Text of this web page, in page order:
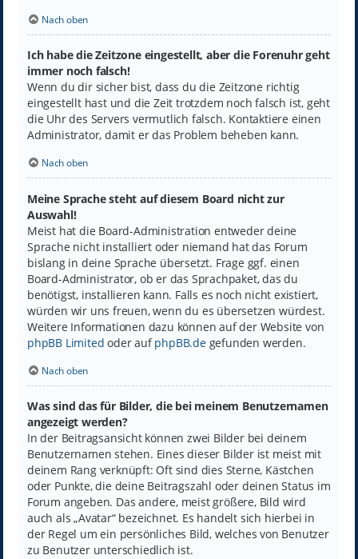
Nach oben
Ich habe die Zeitzone eingestellt, aber die Forenuhr geht
immer noch falsch!
Wenn du dir sicher bist, dass du die Zeitzone richtig
eingestellt hast und die Zeit trotzdem noch falsch ist, geht
die Uhr des Servers vermutlich falsch. Kontaktiere einen
Administrator, damit er das Problem beheben kann.
Nach oben
Meine Sprache steht auf diesem Board nicht zur
Auswahl!
Meist hat die Board-Administration entweder deine
Sprache nicht installiert oder niemand hat das Forum
bislang in deine Sprache übersetzt. Frage ggf. einen
Board-Administrator, ob er das Sprachpaket, das du
benötigst, installieren kann. Falls es noch nicht existiert,
würden wir uns freuen, wenn du es übersetzen würdest.
Weitere Informationen dazu können auf der Website von
phpBB Limited oder aufphpBB.degefunden werden.
Nach oben
Was sind das für Bilder, die bei meinem Benutzernamen
angezeigt werden?
In der Beitragsansicht können zwei Bilder bei deinem
Benutzernamen stehen. Eines dieser Bilder ist meist mit
deinem Rang verknüpft: Oft sind dies Sterne, Kästchen
oder Punkte, die deine Beitragszahl oder deinen Status im
Forum angeben. Das andere, meist größere, Bild wird
auch als „Avatar“ bezeichnet. Es handelt sich hierbei in
der Regel um ein persönliches Bild, welches von Benutzer
zu Benutzer unterschiedlich ist.